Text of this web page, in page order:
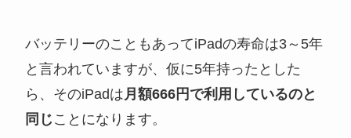
バッテリーのこともあってiPadの寿命は3～5年
と言われていますが、仮に5年持ったとした
ら、そのiPadは月額666円で利用しているのと
同じ ことになります。